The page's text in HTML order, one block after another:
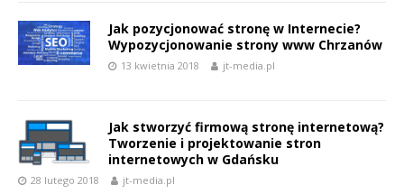
Jak pozycjonować stronę w Internecie?
Wypozycjonowanie strony www Chrzanów
13 kwietnia 2018 jt-media.pl
Jak stworzyć firmową stronę internetową?
Tworzenie i projektowanie stron
internetowych w Gdańsku
28 lutego 2018 jt-media.pl